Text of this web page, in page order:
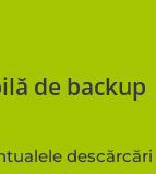
de backup
descărcări